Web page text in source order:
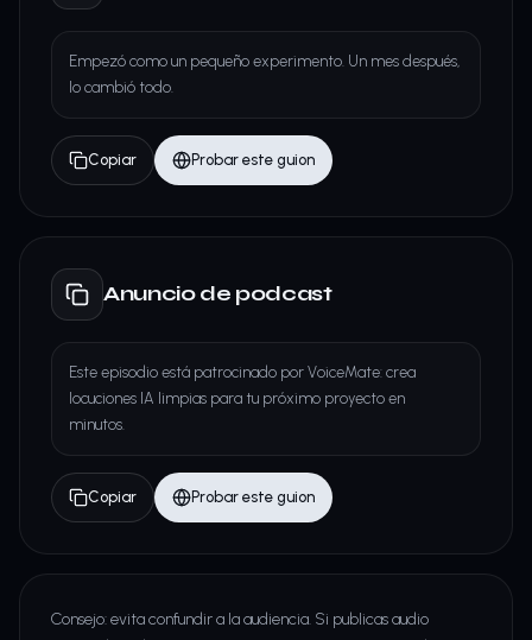
Empezó como un pequeño experimento. Un mes después,
lo cambió todo.
Copiar Probar este guion
Anuncio de podcast
Este episodio está patrocinado por VoiceMate: crea
locuciones IA limpias para tu próximo proyecto en
minutos.
Copiar Probar este guion
Consejo: evita confundir a la audiencia. Si publicas audio